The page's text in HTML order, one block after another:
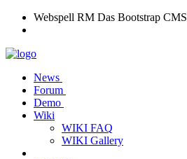
Webspell RM Das Bootstrap CMS
News
Forum
Demo
Wiki
WIKI FAQ
WIKI Gallery